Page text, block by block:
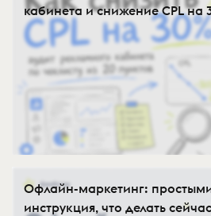
кабинета и снижение CPL на
Офлайн-маркетинг:
инструкция, что делать